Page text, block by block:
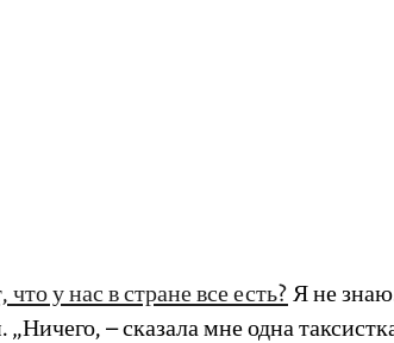
у нас в стране все есть? Я не
– сказала мне одна